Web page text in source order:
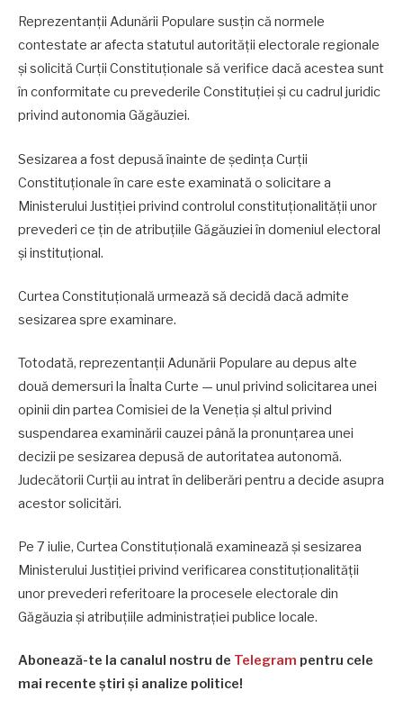
Reprezentanții Adunării Populare susțin că normele
contestate ar afecta statutul autorității electorale regionale
și solicită Curții Constituționale să verifice dacă acestea sunt
în conformitate cu prevederile Constituției și cu cadrul juridic
privind autonomia Găgăuziei.
Sesizarea a fost depusă înainte de ședința Curții
Constituționale în care este examinată o solicitare a
Ministerului Justiției privind controlul constituționalității unor
prevederi ce țin de atribuțiile Găgăuziei în domeniul electoral
și instituțional.
Curtea Constituțională urmează să decidă dacă admite
sesizarea spre examinare.
Totodată, reprezentanții Adunării Populare au depus alte
două demersuri la Înalta Curte — unul privind solicitarea unei
opinii din partea Comisiei de la Veneția și altul privind
suspendarea examinării cauzei până la pronunțarea unei
decizii pe sesizarea depusă de autoritatea autonomă.
Judecătorii Curții au intrat în deliberări pentru a decide asupra
acestor solicitări.
Pe 7 iulie, Curtea Constituțională examinează și sesizarea
Ministerului Justiției privind verificarea constituționalității
unor prevederi referitoare la procesele electorale din
Găgăuzia și atribuțiile administrației publice locale.
Abonează-te la canalul nostru de Telegram pentru cele
mai recente știri și analize politice!